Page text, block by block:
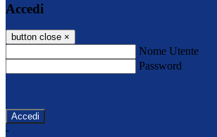
Accedi
button close ×
Nome Utente
Password
-